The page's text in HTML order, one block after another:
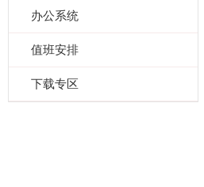
办公系统
值班安排
下载专区